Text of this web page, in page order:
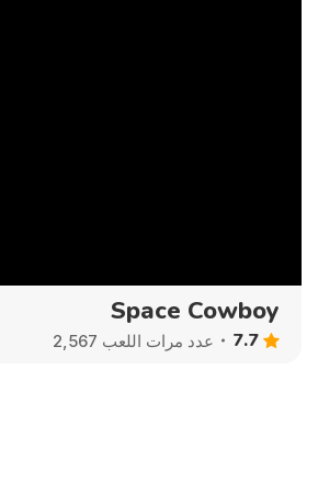
Space Cowboy
7.7 عدد مرات اللعب 2,567